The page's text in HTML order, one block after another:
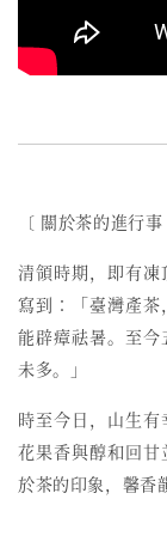
〔 關於茶的進行事
清領時期，即有凍
寫到：「臺灣產茶
能辟瘴祛暑。至今
未多。」
時至今日， 山生有
花果香與醇和回
於茶的印象，馨香